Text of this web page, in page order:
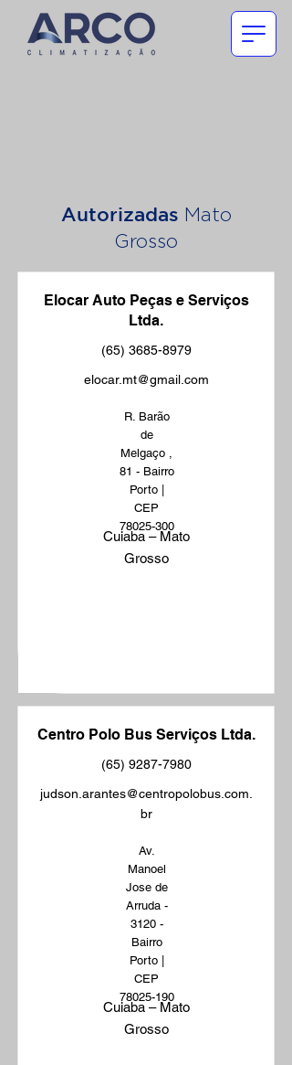
Autorizadas Mato
Grosso
Elocar Auto Peças e Serviços
Ltda.
(65) 3685-8979
elocar.mt@gmail.com
R. Barão
de
Melgaço ,
81 - Bairro
Porto |
CEP
78025-300
Cuiaba – Mato
Grosso
Centro Polo Bus Serviços Ltda.
(65) 9287-7980
judson.arantes@centropolobus.com.
br
Av.
Manoel
Jose de
Arruda -
3120 -
Bairro
Porto |
CEP
78025-190
Cuiaba – Mato
Grosso